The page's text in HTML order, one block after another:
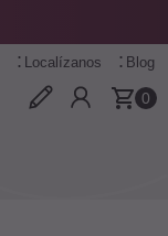
0
Localízanos Blog